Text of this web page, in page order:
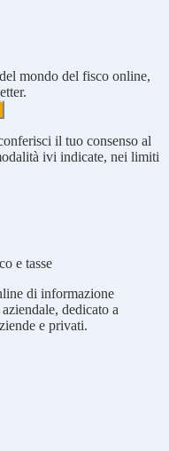
mondo del fisco online,
il tuo consenso al
ivi indicate, nei limiti
e tasse
di informazione
dedicato a
e privati.